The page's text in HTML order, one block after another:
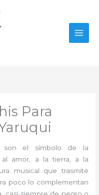
Para
son el símbolo de la
al amor, a la tierra, a la
musical que trasmite
poco lo complementan